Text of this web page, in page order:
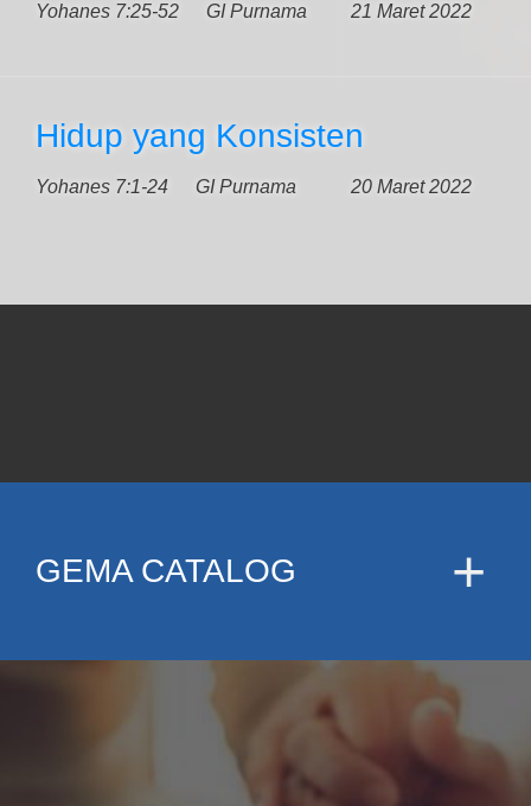
Yohanes 7:25-52 21 Maret 2022
GI Purnama
Hidup yang Konsisten
Yohanes 7:1-24 20 Maret 2022
GI Purnama
GEMA CATALOG